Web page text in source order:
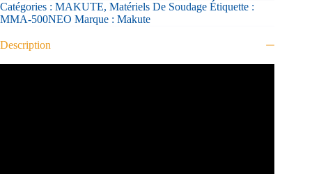
Catégories : MAKUTE, Matériels De Soudage Étiquette :
MMA-500NEO Marque : Makute
Description